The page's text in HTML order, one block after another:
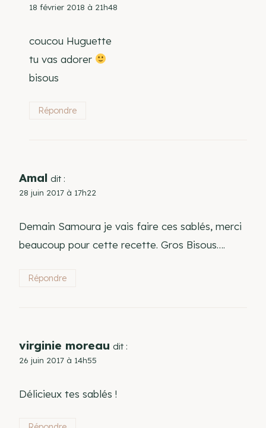
18 février 2018 à 21h48
coucou Huguette
tu vas adorer
bisous
Répondre
Amal dit :
28 juin 2017 à 17h22
Demain Samoura je vais faire ces sablés, merci
beaucoup pour cette recette. Gros Bisous….
Répondre
virginie moreau dit :
26 juin 2017 à 14h55
Délicieux tes sablés !